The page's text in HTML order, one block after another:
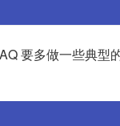
要多做一些典型